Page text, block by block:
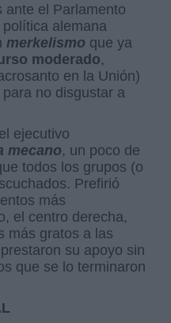
ante el Parlamento
alemana
merkelismo que ya
moderado,
en la Unión)
no disgustar a
ejecutivo
mecano, un poco de
todos los grupos (o
Prefirió
más
el centro derecha,
más gratos a las
su apoyo sin
que se lo terminaron